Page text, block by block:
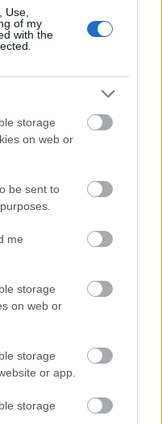
Use,
of my
with the
storage
on web or
be sent to
me
storage
on web or
storage
or app.
storage
AZZAL, AKIVÉ
ÉS ELFELEDETT
– A GONOSZ